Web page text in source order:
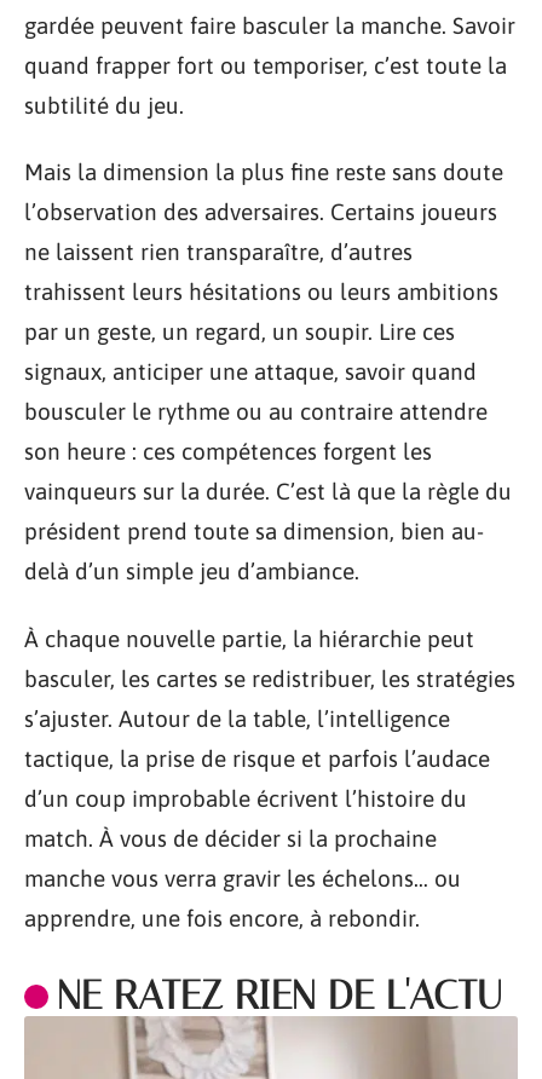
gardée peuvent faire basculer la manche. Savoir
quand frapper fort ou temporiser, c’est toute la
subtilité du jeu.
Mais la dimension la plus fine reste sans doute
l’observation des adversaires. Certains joueurs
ne laissent rien transparaître, d’autres
trahissent leurs hésitations ou leurs ambitions
par un geste, un regard, un soupir. Lire ces
signaux, anticiper une attaque, savoir quand
bousculer le rythme ou au contraire attendre
son heure : ces compétences forgent les
vainqueurs sur la durée. C’est là que la règle du
président prend toute sa dimension, bien au-
delà d’un simple jeu d’ambiance.
À chaque nouvelle partie, la hiérarchie peut
basculer, les cartes se redistribuer, les stratégies
s’ajuster. Autour de la table, l’intelligence
tactique, la prise de risque et parfois l’audace
d’un coup improbable écrivent l’histoire du
match. À vous de décider si la prochaine
manche vous verra gravir les échelons… ou
apprendre, une fois encore, à rebondir.
NE RATEZ RIEN DE L'ACTU